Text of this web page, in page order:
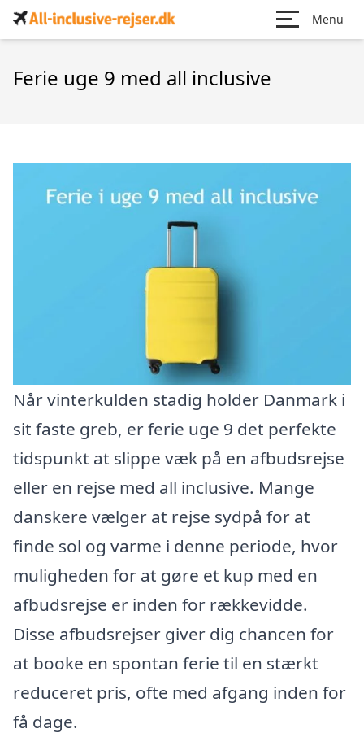
Menu
Ferie uge 9 med all inclusive
Når vinterkulden stadig holder Danmark i
sit faste greb, er ferie uge 9 det perfekte
tidspunkt at slippe væk på en afbudsrejse
eller en rejse med all inclusive. Mange
danskere vælger at rejse sydpå for at
finde sol og varme i denne periode, hvor
muligheden for at gøre et kup med en
afbudsrejse er inden for rækkevidde.
Disse afbudsrejser giver dig chancen for
at booke en spontan ferie til en stærkt
reduceret pris, ofte med afgang inden for
få dage.